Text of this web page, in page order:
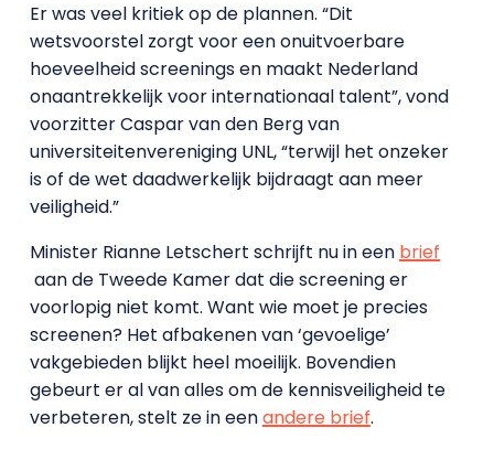
Er was veel kritiek op de plannen. “Dit
wetsvoorstel zorgt voor een onuitvoerbare
hoeveelheid screenings en maakt Nederland
onaantrekkelijk voor internationaal talent”, vond
voorzitter Caspar van den Berg van
universiteitenvereniging UNL, “terwijl het onzeker
is of de wet daadwerkelijk bijdraagt aan meer
veiligheid.”
Minister Rianne Letschert schrijft nu in een brief
aan de Tweede Kamer dat die screening er
voorlopig niet komt. Want wie moet je precies
screenen? Het afbakenen van ‘gevoelige’
vakgebieden blijkt heel moeilijk. Bovendien
gebeurt er al van alles om de kennisveiligheid te
verbeteren, stelt ze in eenandere brief.